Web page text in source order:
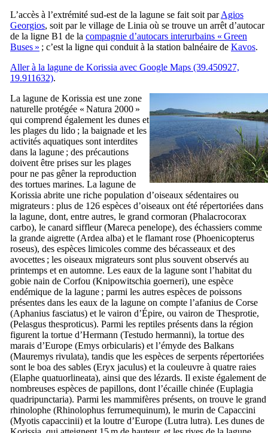
L’accès à l’extrémité sud-est de la lagune se fait soit parAgios
Georgios, soit par le village de Linia où se trouve un arrêt d’autocar
de la ligne B1 de la compagnie d’autocars interurbains « Green
Buses » ; c’est la ligne qui conduit à la station balnéaire de Kavos.
Aller à la lagune de Korissia avec Google Maps (39.450927,
19.911632).
La lagune de Korissia est une zone
naturelle protégée « Natura 2000 »
qui comprend également les dunes et
les plages du lido ; la baignade et les
activités aquatiques sont interdites
dans la lagune ; des précautions
doivent être prises sur les plages
pour ne pas gêner la reproduction
des tortues marines. La lagune de
Korissia abrite une riche population d’oiseaux sédentaires ou
migrateurs : plus de 126 espèces d’oiseaux ont été répertoriées dans
la lagune, dont, entre autres, le grand cormoran (Phalacrocorax
carbo), le canard siffleur (Mareca penelope), des échassiers comme
la grande aigrette (Ardea alba) et le flamant rose (Phoenicopterus
roseus), des espèces limicoles comme des bécasseaux et des
avocettes ; les oiseaux migrateurs sont plus souvent observés au
printemps et en automne. Les eaux de la lagune sont l’habitat du
gobie nain de Corfou (Knipowitschia goerneri), une espèce
endémique de la lagune ; parmi les autres espèces de poissons
présentes dans les eaux de la lagune on compte l’afanius de Corse
(Aphanius fasciatus) et le vairon d’Épire, ou vairon de Thesprotie,
(Pelasgus thesproticus). Parmi les reptiles présents dans la région
figurent la tortue d’Hermann (Testudo hermanni), la tortue des
marais d’Europe (Emys orbicularis) et l’émyde des Balkans
(Mauremys rivulata), tandis que les espèces de serpents répertoriées
sont le boa des sables (Eryx jaculus) et la couleuvre à quatre raies
(Elaphe quatuorlineata), ainsi que des lézards. Il existe également de
nombreuses espèces de papillons, dont l’écaille chinée (Euplagia
quadripunctaria). Parmi les mammifères présents, on trouve le grand
rhinolophe (Rhinolophus ferrumequinum), le murin de Capaccini
(Myotis capaccinii) et la loutre d’Europe (Lutra lutra). Les dunes de